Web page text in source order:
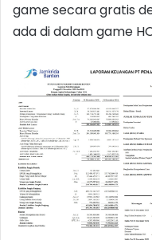
game secara gratis
ada di dalam game